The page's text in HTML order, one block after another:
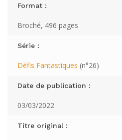
Format :
Broché, 496 pages
Série :
Défis Fantastiques (n°26)
Date de publication :
03/03/2022
Titre original :